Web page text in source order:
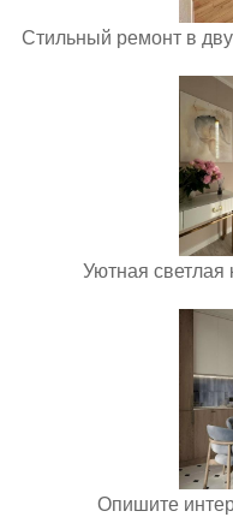
Стильный ремонт в
Уютная светлая
Опишите